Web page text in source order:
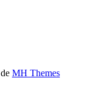
MH Themes